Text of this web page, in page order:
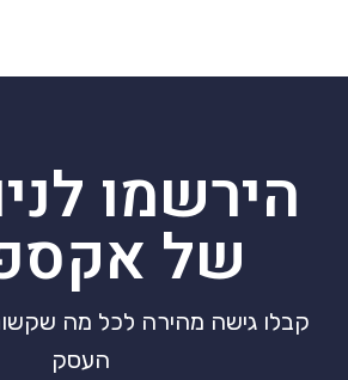
הירשמו
של
קבלו גישה מהירה לכל מה
העסק